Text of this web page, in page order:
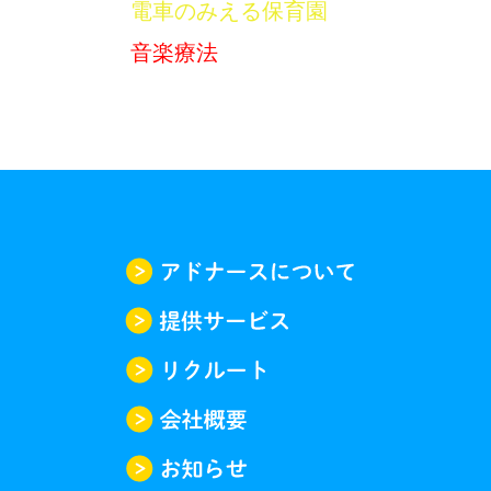
電車のみえる保育園
音楽療法